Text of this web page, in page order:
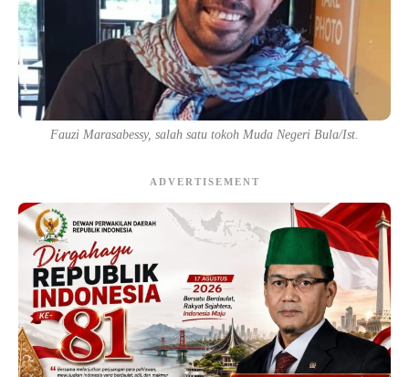
Fauzi Marasabessy, salah satu tokoh Muda Negeri Bula/Ist.
ADVERTISEMENT